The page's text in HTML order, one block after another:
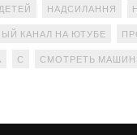
НАДСИЛАННЯ
КАНАЛ НА ЮТУБЕ
С СМОТРЕТЬ